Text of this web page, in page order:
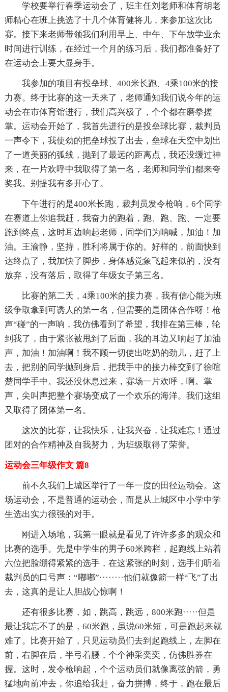
学校要举行春季运动会了，班主任刘老师和体育胡老
师精心在班上挑选了十几个体育健将儿，来参加这次比
赛。接下来老师带领我们利用早上、中午、下午放学业余
时间进行训练，在经过一个月的练习后，我们都准备好了
在运动会上要大显身手。
我参加的项目有投垒球、400米长跑、4乘100米的接
力赛。终于比赛的这一天来了，老师通知我们说今年的运
动会在市体育馆进行，我们高兴极了，个个都在磨拳搓
掌。运动会开始了，我首先进行的是投垒球比赛，裁判员
一声令下，我使劲的把垒球投了出去，垒球在天空中划出
了一道美丽的弧线，抛到了最远的距离点，我还没缓过神
来，在一片欢呼中我取得了第一名，老师和同学们都来夸
奖我。别提我有多开心了。
下午进行的是400米长跑，裁判员发令枪响，6个同学
在赛道上你追我赶，我奋力的跑着，跑、跑、跑、一定要
跑到终点，这时耳边响起老师，同学们为呐喊，加油！加
油。王渝静，坚持，胜利将属于你的。好样的，前面快到
达终点了，我加快了脚步，身体感觉象飞起来似的，没有
放弃，没有落后，取得了年级女子第三名。
比赛的第二天，4乘100米的接力赛，我有信心能为班
级争取拿到可诱人的第一名，但需要的是团体合作呀！枪
声“碰”的一声响，我仿佛看到了希望，我排在第三棒，轮
到我了，由于紧张被甩到了后面，我的耳边又响起了加油
声，加油！加油啊！我不顾一切使出吃奶的劲儿，赶了上
去，把别的同学抛到身后，把我手中的接力棒交到了徐喧
楚同学手中。我还没休息过来，赛场一片欢呼，啊。掌
声，尖叫声把整个赛场变成了一个欢乐的海洋。我们这组
又取得了团体第一名。
这次的比赛，让我快乐，让我兴奋，让我难忘！通过
团对的合作精神及自我努力，为班级取得了荣誉。
运动会三年级作文 篇8
前不久我们上城区举行了一年一度的田径运动会。这
场运动会，不是普通的运动会，而是从上城区中小学中学
生选出实力很强的对手。
刚进入场地，我第一眼就是看见了许许多多的观众和
比赛的选手。先是中学生的男子60米跨栏，起跑线上站着
六位把脸绷得紧紧的选手，在这紧张的时刻，选手们听着
裁判员的口号声：“嘟嘟”········他们就像箭一样“飞”了出
去，这真的是让人胆战心惊啊！
还有很多比赛，如，跳高，跳远，800米跑·····但是
最让我忘不了的是，60米跑，虽说60米短，可是跑起来就
难了。比赛开始了，只见运动员们去到起跑线上，左脚在
前，右脚在后，半弓着腰，个个神采奕奕，仿佛胜券在
握。这时，发令枪响起，个个运动员们就像离弦的箭，勇
猛地向前冲去，你追给我赶，奋力拼搏，终于，跑在最后